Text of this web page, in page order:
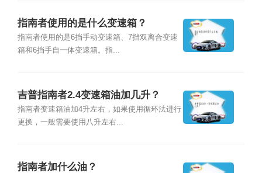
指南者使用的是什么变速箱？
指南者使用的是6挡手动变速箱、7挡双离合变速
箱和6挡手自一体变速箱。指...
吉普指南者2.4变速箱油加几升？
指南者变速箱油加4升左右，如果使用循环法进行
更换，一般需要使用八升左右...
指南者加什么油？